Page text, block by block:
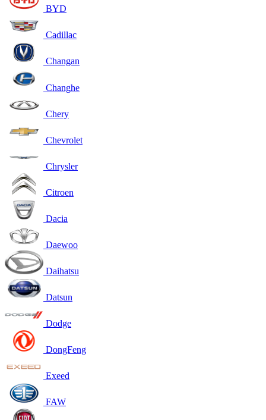
BYD
Cadillac
Changan
Changhe
Chery
Chevrolet
Chrysler
Citroen
Dacia
Daewoo
Daihatsu
Datsun
Dodge
DongFeng
Exeed
FAW